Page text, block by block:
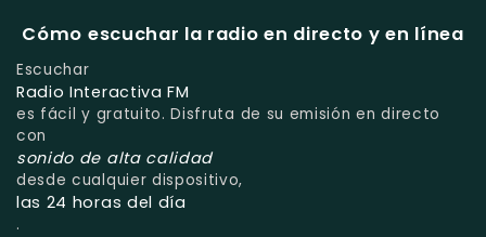
Cómo escuchar la radio en directo y en línea
Escuchar
Radio Interactiva FM
es fácil y gratuito. Disfruta de su emisión en directo
con
sonido de alta calidad
desde cualquier dispositivo,
las 24 horas del día
.